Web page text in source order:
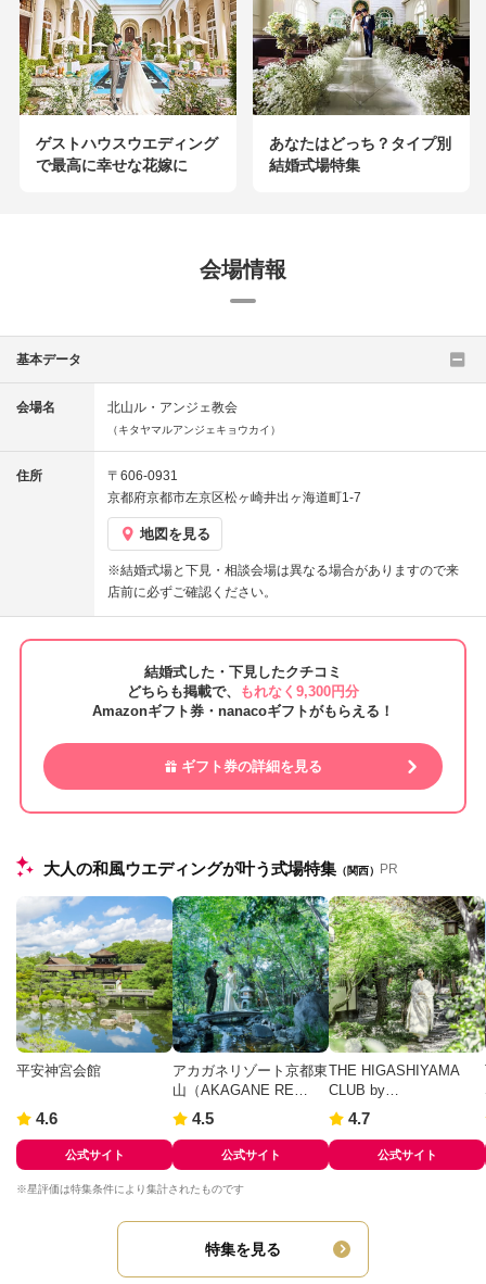
ゲストハウスウエディング
で最高に幸せな花嫁に
あなたはどっち？タイプ別
結婚式場特集
会場情報
基本データ
会場名 北山ル・アンジェ教会
（キタヤマルアンジェキョウカイ）
住所
〒606-0931
京都府京都市左京区松ヶ崎井出ヶ海道町1-7
地図を見る
※結婚式場と下見・相談会場は異なる場合がありますので来
店前に必ずご確認ください。
結婚式した・下見したクチコミ
どちらも掲載で、
もれなく9,300円分
Amazonギフト券・nanacoギフトがもらえる！
ギフト券の詳細を見る
大人の和風ウエディングが叶う式場特集 （関西） PR
平安神宮会館
4.6
公式サイト
アカガネリゾート京都東
山（AKAGANE RE…
4.5
公式サイト
THE HIGASHIYAMA
CLUB by…
4.7
公式サイト
※星評価は特集条件により集計されたものです
特集を見る